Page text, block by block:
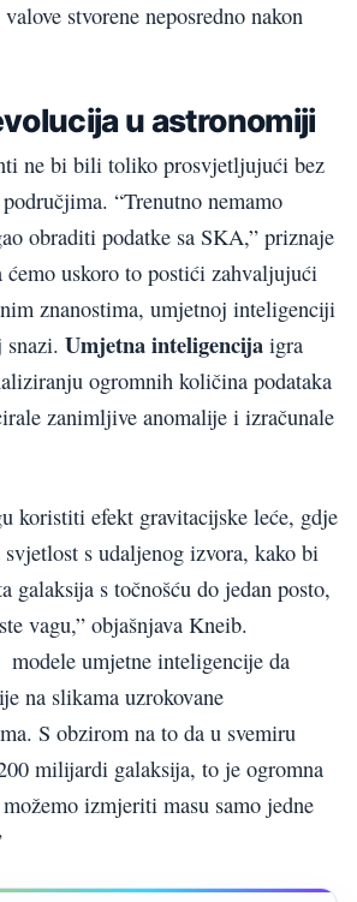
stvorene neposredno nakon
u astronomiji
ne bi bili toliko prosvjetljujući bez
“Trenutno nemamo
obraditi podatke sa SKA,” priznaje
uskoro to postići zahvaljujući
znanostima, umjetnoj inteligenciji
Umjetna inteligencija igra
ogromnih količina podataka
zanimljive anomalije i izračunale
koristiti efekt gravitacijske leće, gdje
s udaljenog izvora, kako bi
galaksija s točnošću do jedan posto,
vagu,” objašnjava Kneib.
umjetne inteligencije da
na slikama uzrokovane
S obzirom na to da u svemiru
milijardi galaksija, to je ogromna
izmjeriti masu samo jedne